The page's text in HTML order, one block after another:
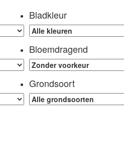
Bladkleur
Bloemdragend
Grondsoort